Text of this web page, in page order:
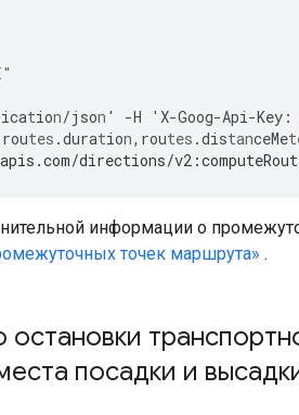
tion/json ' -H 'X-Goog-Api-Key :
routes .duration, routes .distanceMe
directions/
информации о
точек маршрута» .
остановки
посадки и